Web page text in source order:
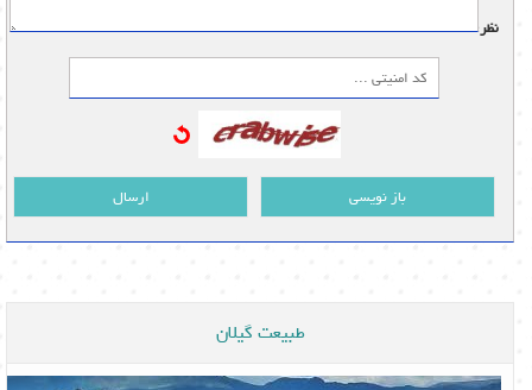
نظر:
ارسال باز نویسی
طبیعت گیلان